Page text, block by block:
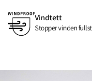
Vindtett
Stopper vinden